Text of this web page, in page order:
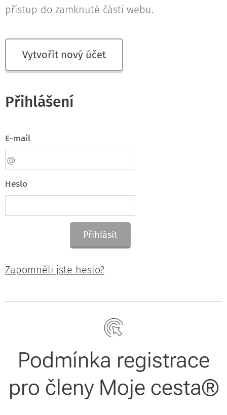
přístup do zamknuté části webu.
Vytvořit nový účet
Přihlášení
E-mail
Heslo
Přihlásit
Zapomněli jste heslo?
Podmínka registrace
pro členy Moje cesta®